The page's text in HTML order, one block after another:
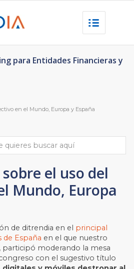
para Entidades Financieras y
en el Mundo, Europa y España
el uso del
Mundo, Europa
de ditrendia en el principal
España en el que nuestro
participó moderando la mesa
con el sugestivo título